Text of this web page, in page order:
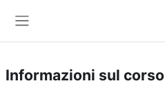
Informazioni sul corso